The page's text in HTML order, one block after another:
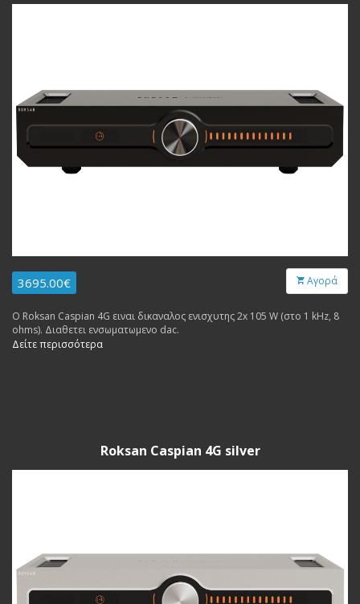
3695.00€ Αγορά
Ο Roksan Caspian 4G ειναι δικαναλος ενισχυτης 2x 105 W (στο 1 kHz, 8
ohms). Διαθετει ενσωματωμενο dac.
Δείτε περισσότερα
Roksan Caspian 4G silver